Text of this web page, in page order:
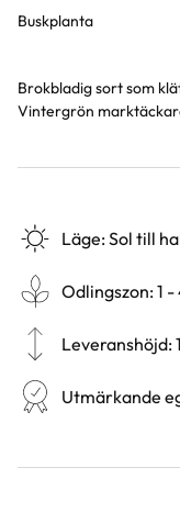
Buskplanta
Brokbladig sort som
Vintergrön
Läge:Sol till
Odlingszon:1 -
Leveranshöjd:
Utmärkande